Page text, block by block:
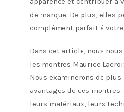
de marque. De plus, elles
complément parfait à votre
Dans cet article, nous
les montres Maurice
Nous examinerons de plus
avantages de ces montres
leurs matériaux, leurs